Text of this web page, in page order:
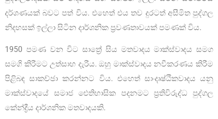
දර්ශණයක් බවට පත් විය. එහෙත් එය තව දුරටත් අසීමිත පුද්ගල
නිදහසක් ඉල්ලා සිටින දාර්ශනික ප්‍රවණතාවයක් පමණක් විය.
1950 පමණ වන විට සාත්‍රේ සිය මතවාදය මාක්ස්වාදය සමග
සමගි කිරීමට උත්සාහ දැරීය. ඔහු මාක්ස්වාදය නවීකරණය කිරීම
පිළිබඳ සාකච්ඡා කරන්නට විය. එහෙත් සාංදෘෂ්ඨිකවාදය යනු
මාක්ස්වාදයේ සමාජ ඓතිහාසික පදනමට ප්‍රතිවිරුද්ධ පුද්ගල
කේන්ද්‍රීය දාර්ශනික මතවාදයකි.